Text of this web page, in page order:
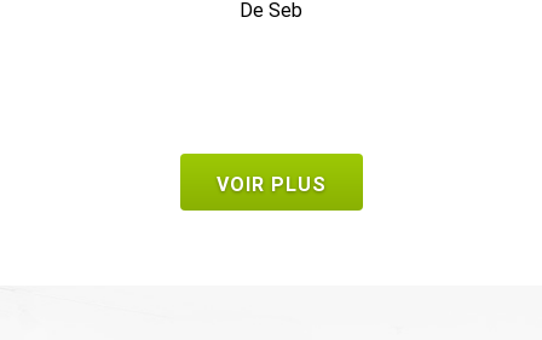
VOIR PLUS